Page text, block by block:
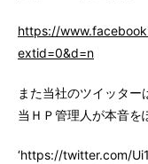
https://
extid=0&d=n
また当社のツイッター
当ＨＰ管理人が本音
‘https://twitter.com/